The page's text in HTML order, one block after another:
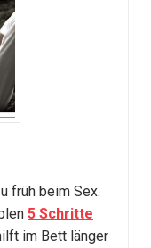
früh beim Sex.
5 Schritte
im Bett länger